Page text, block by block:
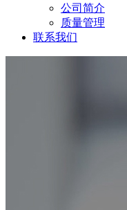
公司简介
质量管理
联系我们